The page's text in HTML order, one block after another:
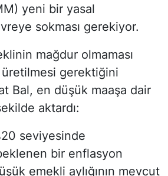
yeni bir yasal
sokması gerekiyor.
mağdur olmaması
üretilmesi gerektiğini
Bal, en düşük maaşa dair
aktardı:
seviyesinde
bir enflasyon
emekli aylığının mevcut